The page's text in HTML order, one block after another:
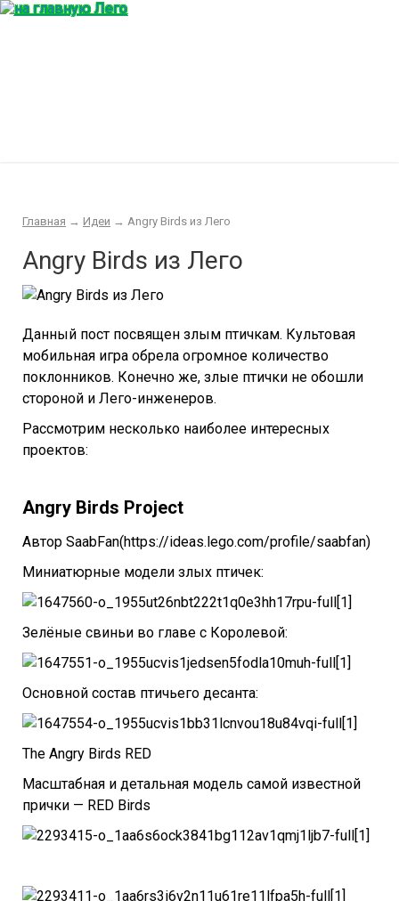
Главная → Идеи → Angry Birds из Лего
Angry Birds из Лего
Данный пост посвящен злым птичкам. Культовая
мобильная игра обрела огромное количество
поклонников. Конечно же, злые птички не обошли
стороной и Лего-инженеров.
Рассмотрим несколько наиболее интересных
проектов:
Angry Birds Project
Автор SaabFan(https://ideas.lego.com/profile/saabfan)
Миниатюрные модели злых птичек:
Зелёные свиньи во главе с Королевой:
Основной состав птичьего десанта:
The Angry Birds RED
Масштабная и детальная модель самой известной
прички — RED Birds